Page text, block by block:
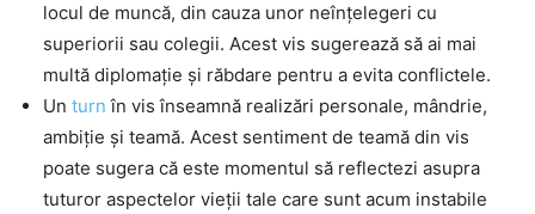
locul de muncă, din cauza unor neînțelegeri cu
superiorii sau colegii. Acest vis sugerează să ai mai
multă diplomație și răbdare pentru a evita conflictele.
Un turn în vis înseamnă realizări personale, mândrie,
ambiție și teamă. Acest sentiment de teamă din vis
poate sugera că este momentul să reflectezi asupra
tuturor aspectelor vieții tale care sunt acum instabile